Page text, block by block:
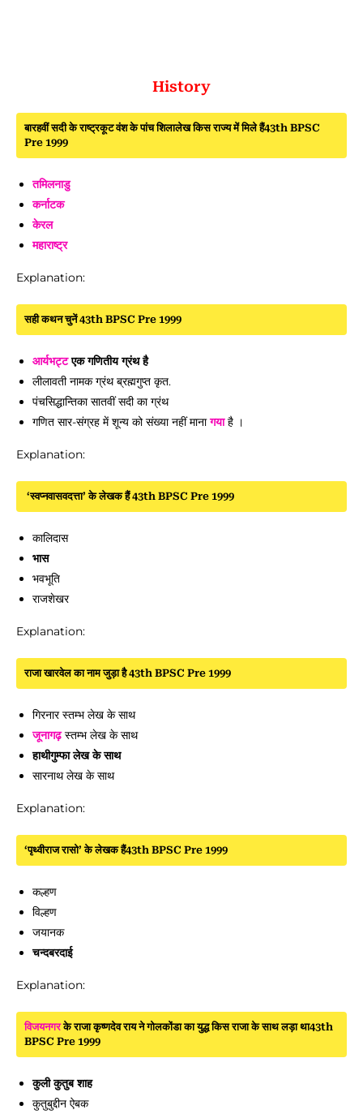
History
बारहवीं सदी के राष्ट्रकूट वंश के पांच शिलालेख किस राज्य में मिले हैं43th BPSC
Pre 1999
तमिलनाडु
कर्नाटक
केरल
महाराष्ट्र
Explanation:
सही कथन चुनें 43th BPSC Pre 1999
आर्यभट्टएक गणितीय ग्रंथ है
लीलावती नामक ग्रंथ ब्रह्मगुप्त कृत.
पंचसिद्धान्तिका सातवीं सदी का ग्रंथ
गणित सार-संग्रह में शून्य को संख्या नहीं मानागयाहै ।
Explanation:
‘स्वप्नवासवदत्ता’ के लेखक हैं 43th BPSC Pre 1999
कालिदास
भास
भवभूति
राजशेखर
Explanation:
राजा खारवेल का नाम जुड़ा है 43th BPSC Pre 1999
गिरनार स्तम्भ लेख के साथ
जूनागढ़स्तम्भ लेख के साथ
हाथीगुम्फा लेख के साथ
सारनाथ लेख के साथ
Explanation:
‘पृथ्वीराज रासो’ के लेखक हैं43th BPSC Pre 1999
कल्हण
विल्हण
जयानक
चन्दबरदाई
Explanation:
विजयनगरके राजा कृष्णदेव राय ने गोलकोंडा का युद्ध किस राजा के साथ लड़ा था43th
BPSC Pre 1999
कुली कुतुब शाह
कुतुबुद्दीन ऐबक